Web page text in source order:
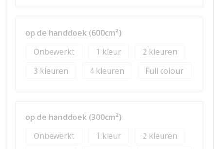
op de handdoek (600cm²)
Onbewerkt
1
2
3
4 Full colour
op de handdoek (300cm²)
Onbewerkt
1
2